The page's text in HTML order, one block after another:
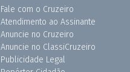
Fale com o Cruzeiro
Atendimento ao Assinante
Anuncie no Cruzeiro
Anuncie no ClassiCruzeiro
Publicidade Legal